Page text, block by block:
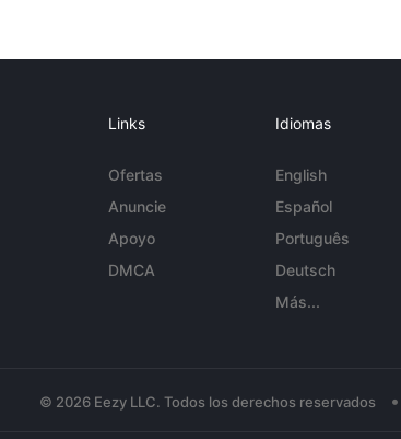
Links
Ofertas
Anuncie
Apoyo
DMCA
Idiomas
English
Español
Português
Deutsch
Más...
© 2026 Eezy LLC. Todos los derechos reservados •